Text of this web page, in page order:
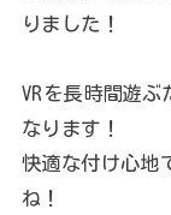
りました！
VRを長時間遊
なります！
快適な付け心地
ね！